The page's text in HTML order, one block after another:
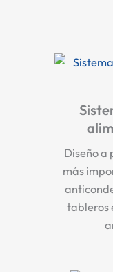
Diseño a
más
tableros